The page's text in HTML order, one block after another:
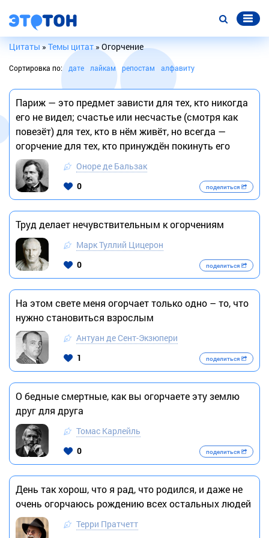
Цитаты » Темы цитат» Огорчение
Сортировка по: дате лайкам репостам алфавиту
Париж — это предмет зависти для тех, кто никогда
его не видел; счастье или несчастье (смотря как
повезёт) для тех, кто в нём живёт, но всегда —
огорчение для тех, кто принуждён покинуть его
Оноре де Бальзак
0
поделиться
Труд делает нечувствительным к огорчениям
Марк Туллий Цицерон
0
поделиться
На этом свете меня огорчает только одно – то, что
нужно становиться взрослым
Антуан де Сент-Экзюпери
1
поделиться
О бедные смертные, как вы огорчаете эту землю
друг для друга
Томас Карлейль
0
поделиться
День так хорош, что я рад, что родился, и даже не
очень огорчаюсь рождению всех остальных людей
Терри Пратчетт